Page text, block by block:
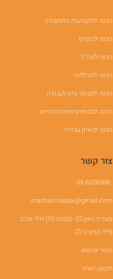
הכנה למקצועות התחבורה
הכנה לבנקים
הכנה לצה”ל
הכנה למכללות
הכנה למבחני מיון לעבודה
הכנה למבחנים פסיכוטכניים
הכנה לראיון עבודה
צור קשר
03-6206306
machon.nadav@gmail.com
סעדיה גאון 22- (קומה 10) תל- אביב
(ליד קניון TLV)
תנאי שימוש
תקנון האתר